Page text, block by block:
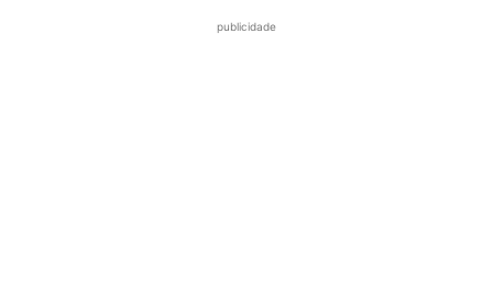
publicidade